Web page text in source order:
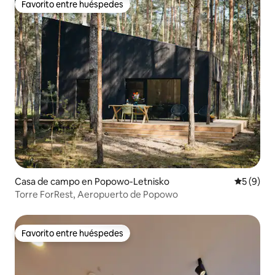
Favorito entre huéspedes
Favorito entre huéspedes
Casa de campo en Popowo-Letnisko
5 (9)
Torre ForRest, Aeropuerto de Popowo
Favorito entre huéspedes
Favorito entre huéspedes